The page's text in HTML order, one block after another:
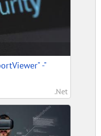
-"
.Net